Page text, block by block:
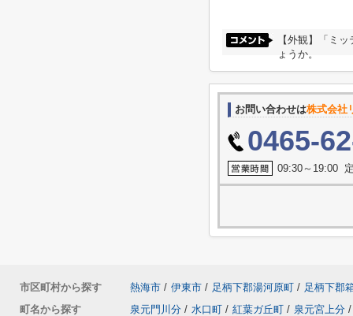
【外観】「ミ
ょうか。
お問い合わせは株式会社
0465-
09:30～19:00
市区町村から探す 熱海市 / 伊東市 / 足柄下郡湯河原町 / 足柄下郡
町名から探す
泉元門川分 / 水口町 / 紅葉ガ丘町 / 泉元宮上分 /